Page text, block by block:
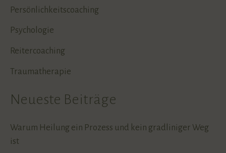
Persönlichkeitscoaching
Psychologie
Reitercoaching
Traumatherapie
Neueste Beiträge
Warum Heilung ein Prozess und kein gradliniger Weg
ist